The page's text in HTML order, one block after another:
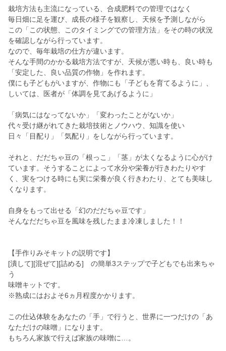
栽培方法も主流になっている、合成肥料での管理ではなく
毎日畑に足を運び、成長の様子を観察し、天候を予測しながら
この「この状態、このタイミングでの管理方法」をその時の状況
を確認しながら行っています。
なので、毎年栽培の仕方が違います。
そんな手間のかかる栽培方法ですが、天候が悪い時も、良い時も
「安定した、良い品質の作物」を作れます。
僕にも子どもがいますが、作物にも「子どもを育てるように」、
しいては、医者が「体調を見てあげるように」
「病気にはなってないか」「変わったことがないか」
代々受け継がれてきた栽培技術とノウハウ、知識を使い
日々「目配り」「気配り」をしながら行っています。
それと、だだちゃ豆の「根っこ」「茎」が太くなるように心がけ
ています。そうすることによって水分や栄養が行きわたりやす
く、実をつける時にも実に栄養が良く行きわたり、とても美味し
くなります。
自身をもって出せる「幻のだだちゃ豆です」
そんなだだちゃ豆を風味を残したまま冷凍しました！！
【手作りみそキットの説明です】
[潰して][混ぜて][詰める] の簡単3ステップで子どもでも出来ちゃ
う
味噌キットです。
※熟成にはおよそ6ヵ月程度かかります。
この仕込体験をあなたの「手」で行うと、世界に一つだけの「あ
なただけの味噌」になります。
もちろん家族で行えば家族の味噌に…。